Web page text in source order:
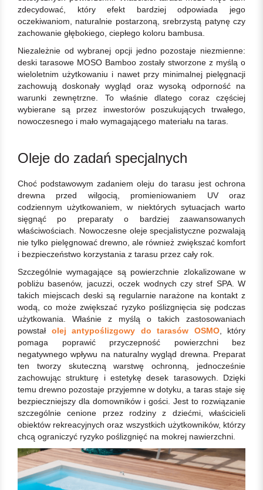
zdecydować, który efekt bardziej odpowiada jego
oczekiwaniom, naturalnie postarzoną, srebrzystą patynę czy
zachowanie głębokiego, ciepłego koloru bambusa.
Niezależnie od wybranej opcji jedno pozostaje niezmienne:
deski tarasowe MOSO Bamboo zostały stworzone z myślą o
wieloletnim użytkowaniu i nawet przy minimalnej pielęgnacji
zachowują doskonały wygląd oraz wysoką odporność na
warunki zewnętrzne. To właśnie dlatego coraz częściej
wybierane są przez inwestorów poszukujących trwałego,
nowoczesnego i mało wymagającego materiału na taras.
Oleje do zadań specjalnych
Choć podstawowym zadaniem oleju do tarasu jest ochrona
drewna przed wilgocią, promieniowaniem UV oraz
codziennym użytkowaniem, w niektórych sytuacjach warto
sięgnąć po preparaty o bardziej zaawansowanych
właściwościach. Nowoczesne oleje specjalistyczne pozwalają
nie tylko pielęgnować drewno, ale również zwiększać komfort
i bezpieczeństwo korzystania z tarasu przez cały rok.
Szczególnie wymagające są powierzchnie zlokalizowane w
pobliżu basenów, jacuzzi, oczek wodnych czy stref SPA. W
takich miejscach deski są regularnie narażone na kontakt z
wodą, co może zwiększać ryzyko poślizgnięcia się podczas
użytkowania. Właśnie z myślą o takich zastosowaniach
powstał
olej antypoślizgowy do tarasów OSMO, który
pomaga poprawić przyczepność powierzchni bez
negatywnego wpływu na naturalny wygląd drewna. Preparat
ten tworzy skuteczną warstwę ochronną, jednocześnie
zachowując strukturę i estetykę desek tarasowych. Dzięki
temu drewno pozostaje przyjemne w dotyku, a taras staje się
bezpieczniejszy dla domowników i gości. Jest to rozwiązanie
szczególnie cenione przez rodziny z dziećmi, właścicieli
obiektów rekreacyjnych oraz wszystkich użytkowników, którzy
chcą ograniczyć ryzyko poślizgnięć na mokrej nawierzchni.